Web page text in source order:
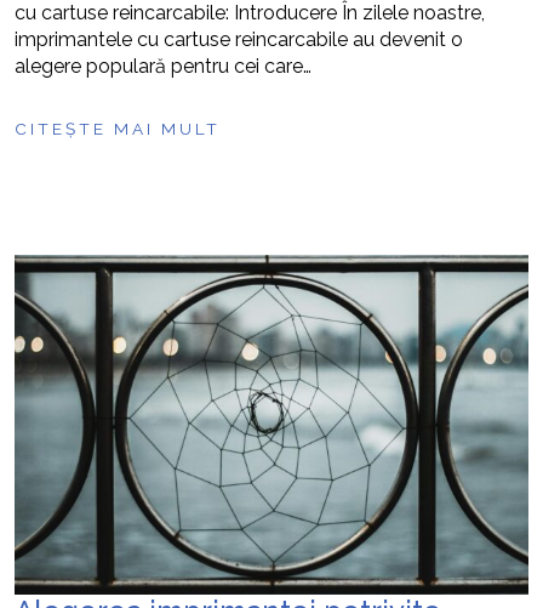
cu cartuse reincarcabile: Introducere În zilele noastre,
imprimantele cu cartuse reincarcabile au devenit o
alegere populară pentru cei care…
CITEȘTE MAI MULT